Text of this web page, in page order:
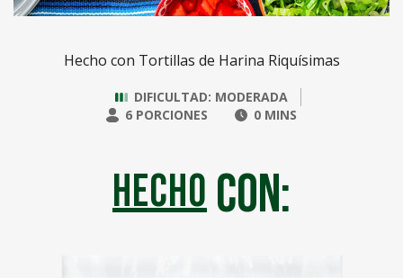
Hecho con Tortillas de Harina Riquísimas
DIFICULTAD: MODERADA
6 PORCIONES
0 MINS
hecho con: